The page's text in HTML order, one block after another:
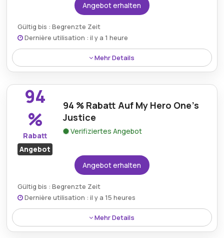
Angebot erhalten
Gültig bis : Begrenzte Zeit
Dernière utilisation : il y a 1 heure
Mehr Details
Sichere dir 98 % Rabatt auf Naraka: The Bladespoint,
ein beliebtes, actiongeladenes Multiplayer-Spiel –
jetzt zu einem unglaublich günstigen Preis. So
kannst du dich in epische Schlachten stürzen, ohne
viel auszugeben.
94
%
Rabatt
Angebot
94 % Rabatt Auf My Hero One's
Justice
Verifiziertes Angebot
Angebot erhalten
Gültig bis : Begrenzte Zeit
Dernière utilisation : il y a 15 heures
Mehr Details
Spare 94 % auf My Hero One's Justice. Fans des